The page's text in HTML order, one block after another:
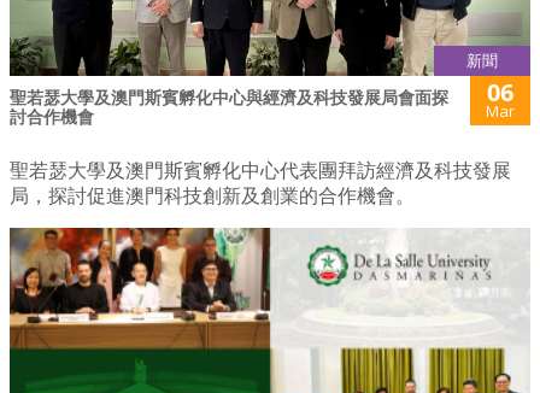
新聞
聖若瑟大學及澳門斯賓孵化中心與經濟及科技發展局會面探
討合作機會
06
Mar
聖若瑟大學及澳門斯賓孵化中心代表團拜訪經濟及科技發展
局，探討促進澳門科技創新及創業的合作機會。